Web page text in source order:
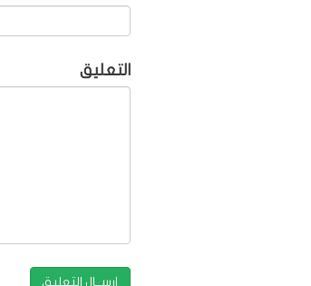
التعليق